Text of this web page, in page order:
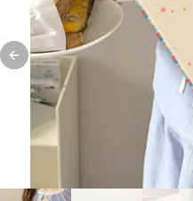
Previous slide